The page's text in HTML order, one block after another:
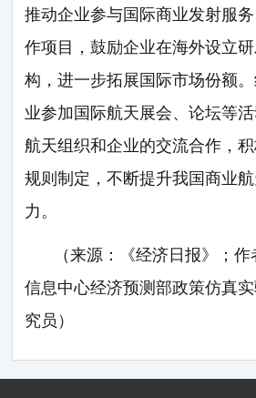
推动企业参与国际商业发射服
作项目，鼓励企业在海外设立
构，进一步拓展国际市场份额
业参加国际航天展会、论坛等
航天组织和企业的交流合作，
规则制定，不断提升我国商业
力。
（来源：《经济日报》；
信息中心经济预测部政策仿真
究员）